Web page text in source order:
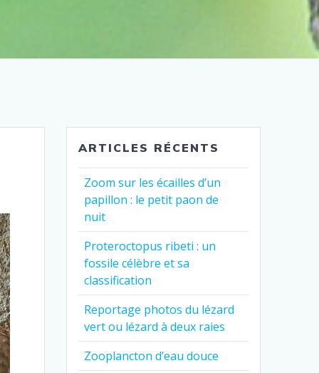
ARTICLES RÉCENTS
Zoom sur les écailles d’un
papillon : le petit paon de
nuit
Proteroctopus ribeti : un
fossile célèbre et sa
classification
Reportage photos du lézard
vert ou lézard à deux raies
Zooplancton d’eau douce